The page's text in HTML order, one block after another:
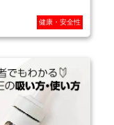
健康・安全性